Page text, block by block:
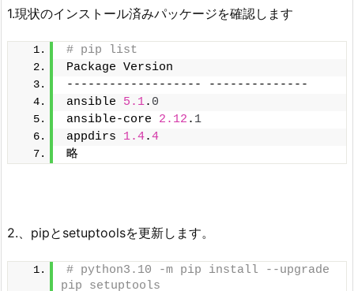
1.現状のインストール済みパッケージを確認します
# pip list
Package Version
------------------- --------------
ansible 5.1. 0
ansible-core 2.12 . 1
appdirs 1.4.4
略
2.、pipとsetuptoolsを更新します。
# python3.10 -m pip install --upgrade
pip setuptools